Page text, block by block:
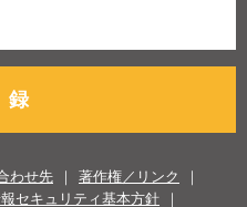
わせ先
著作権／リンク
セキュリティ基本方針